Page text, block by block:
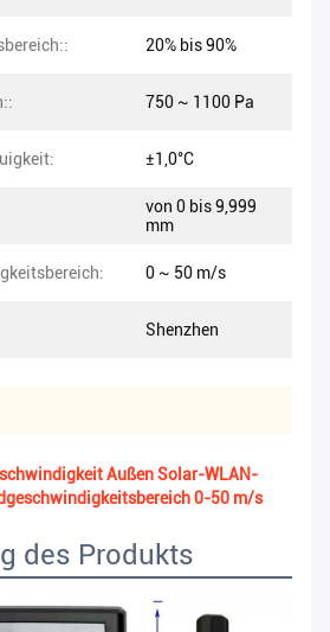
20% bis 90%
750 ~ 1100 Pa
±1,0°C
von 0 bis 9,999
mm
0 ~ 50 m/s
Shenzhen
Außen Solar-WLAN-
0-50 m/s
des Produkts